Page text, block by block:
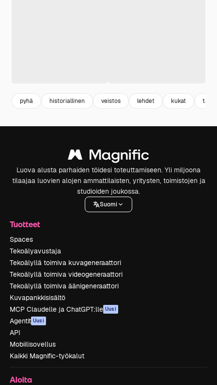
pyhä historiallinen veistos lehdet kukat
Luova alusta parhaiden töidesi toteuttamiseen. Yli miljoona
tilaajaa luovien alojen ammattilaisten, yritysten, toimistojen ja
studioiden joukossa.
Suomi
Tuotteet
Spaces
Tekoälyavustaja
Tekoälyllä toimiva kuvageneraattori
Tekoälyllä toimiva videogeneraattori
Tekoälyllä toimiva äänigeneraattori
Kuvapankkisisältö
MCP Claudelle ja ChatGPT:lle Uusi
Agentit Uusi
API
Mobiilisovellus
Kaikki Magnific-työkalut
Aloita